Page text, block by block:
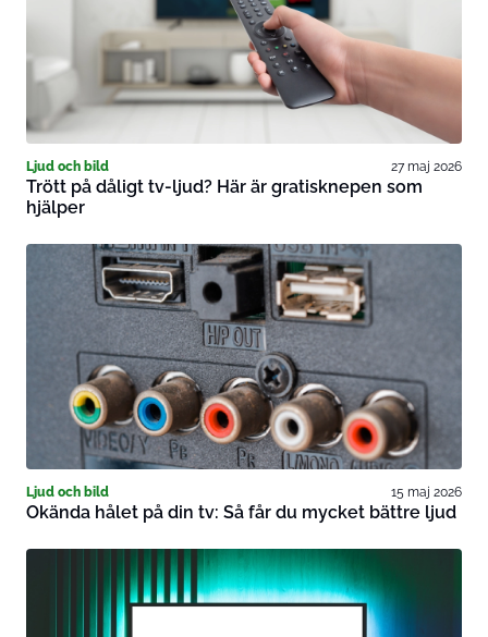
Ljud och bild 27 maj 2026
Trött på dåligt tv-ljud? Här är gratisknepen som
hjälper
Ljud och bild 15 maj 2026
Okända hålet på din tv: Så får du mycket bättre ljud